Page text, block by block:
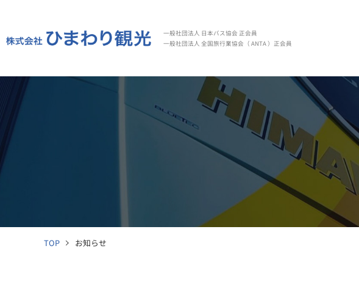
一般社団法人 日本バス協会 正会員
一般社団法人 全国旅行業協会（ ANTA ）正会員
TOP お知らせ